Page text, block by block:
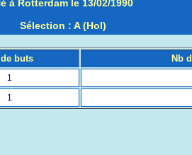
à Rotterdam le 13/02/1990
Sélection : A (Hol)
de buts Nb
1
1